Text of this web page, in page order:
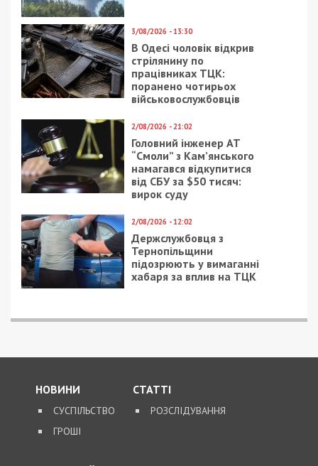
3/08/2026 - 13:30
В Одесі чоловік відкрив
стрілянину по
працівниках ТЦК:
поранено чотирьох
військовослужбовців
2/08/2026 - 21:02
Головний інженер АТ
“Смоли” з Кам’янського
намагався відкупитися
від СБУ за $50 тисяч:
вирок суду
2/08/2026 - 12:02
Держслужбовця з
Тернопільщини
підозрюють у вимаганні
хабаря за вплив на ТЦК
НОВИНИ
СУСПІЛЬСТВО
ГРОШІ
СТАТТІ
РОЗСЛІДУВАННЯ